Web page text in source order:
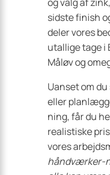
sidste finish
deler vores
utallige tage i
Måløv og
Uanset om
eller
ning, får du
realistiske
vores
håndværker-